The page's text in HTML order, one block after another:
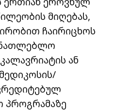
მიღებას,
ჩაირიცხოს
ან
პროგრამაზე